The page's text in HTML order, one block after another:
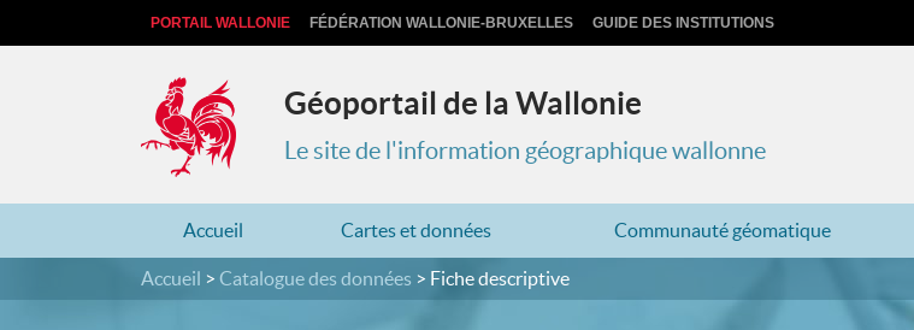
PORTAIL WALLONIE FÉDÉRATION WALLONIE-BRUXELLES GUIDE DES INSTITUTIONS
Géoportail de la Wallonie
Le site de l'information géographique wallonne
Accueil Cartes et données Communauté géomatique
Accueil Catalogue des données Fiche descriptive